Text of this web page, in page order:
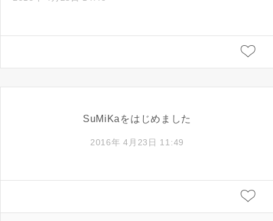
SuMiKaをはじめました
2016年 4月23日 11:49